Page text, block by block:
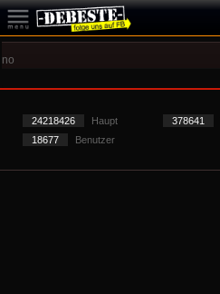
no
24218426 Haupt 378641
18677
Benutzer